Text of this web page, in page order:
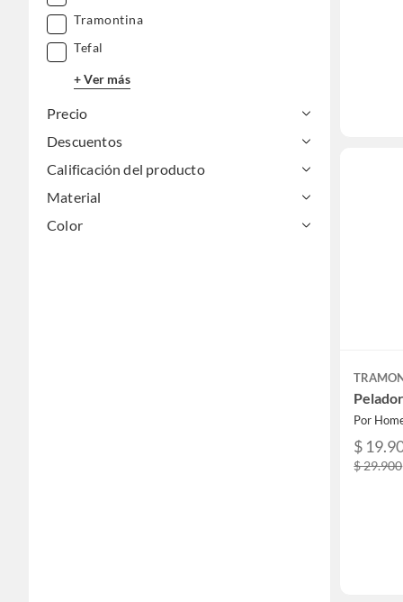
Tramontina
Tefal
+ Ver más
Precio
Descuentos
Calificación del producto
Material
Color
Por
$
$ 29.900